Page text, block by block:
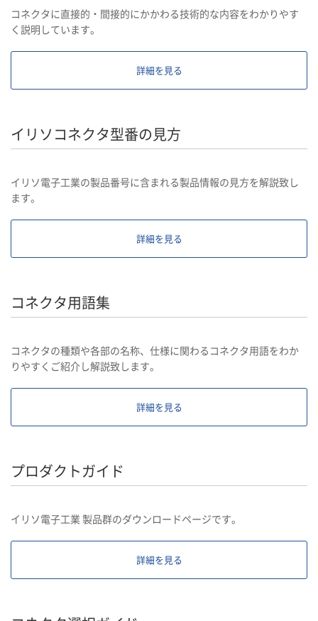
コネクタに直接的・間接的にかかわる技術的な内容をわかりやす
く説明しています。
詳細を見る
イリソコネクタ型番の見方
イリソ電子工業の製品番号に含まれる製品情報の見方を解説致し
ます。
詳細を見る
コネクタ用語集
コネクタの種類や各部の名称、仕様に関わるコネクタ用語をわか
りやすくご紹介し解説致します。
詳細を見る
プロダクトガイド
イリソ電子工業 製品群のダウンロードページです。
詳細を見る